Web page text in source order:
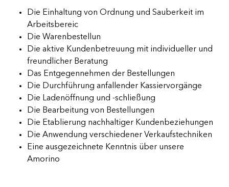
Die Einhaltung von Ordnung und Sauberkeit im
Arbeitsbereic
Die Warenbestellun
Die aktive Kundenbetreuung mit individueller und
freundlicher Beratung
Das Entgegennehmen der Bestellungen
Die Durchführung anfallender Kassiervorgänge
Die Ladenöffnung und -schließung
Die Bearbeitung von Bestellungen
Die Etablierung nachhaltiger Kundenbeziehungen
Die Anwendung verschiedener Verkaufstechniken
Eine ausgezeichnete Kenntnis über unsere
Amorino